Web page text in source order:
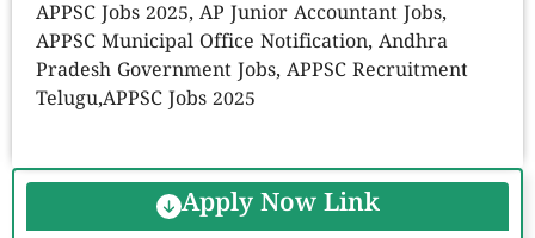
APPSC Jobs 2025, AP Junior Accountant Jobs,
APPSC Municipal Office Notification, Andhra
Pradesh Government Jobs, APPSC Recruitment
Telugu,APPSC Jobs 2025
Apply Now Link